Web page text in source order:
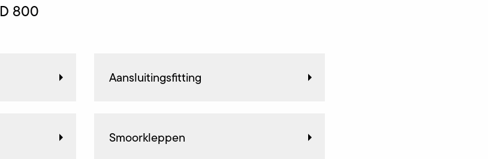
800
Aansluitingsfitting
Smoorkleppen